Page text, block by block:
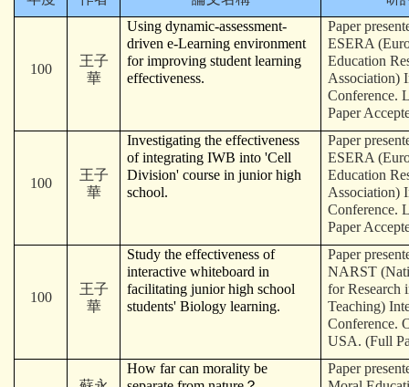
系所成員
課程介紹
文件下載
師生成果
獎學金及學術補助
100
王子
華
Using dynamic-assessment-
driven e-Learning environment
for improving student learning
effectiveness.
Paper
ESERA
Education
Association)
Conference.
Paper
100
王子
華
Investigating the effectiveness
of integrating IWB into 'Cell
Division' course in junior high
school.
Paper
ESERA
Education
Association)
Conference.
Paper
100
王子
華
Study the effectiveness of
interactive whiteboard in
facilitating junior high school
students' Biology learning.
Paper
NARST
for Research
Teaching)
Conference.
USA. (Full
How far can morality be
Paper